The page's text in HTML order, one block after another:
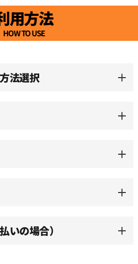
用方法
HOW TO USE
法選択
いの場合）